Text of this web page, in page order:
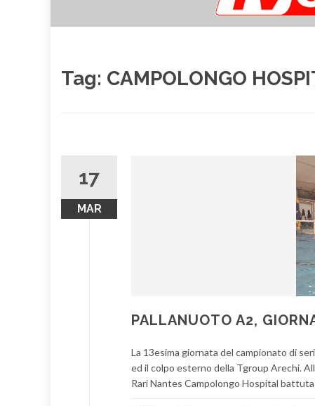
Tag: CAMPOLONGO
17
MAR
PALLANUOTO A2,
La 13esima giornata del campionato di
ed il colpo esterno della Tgroup Arechi.
Rari Nantes Campolongo Hospital